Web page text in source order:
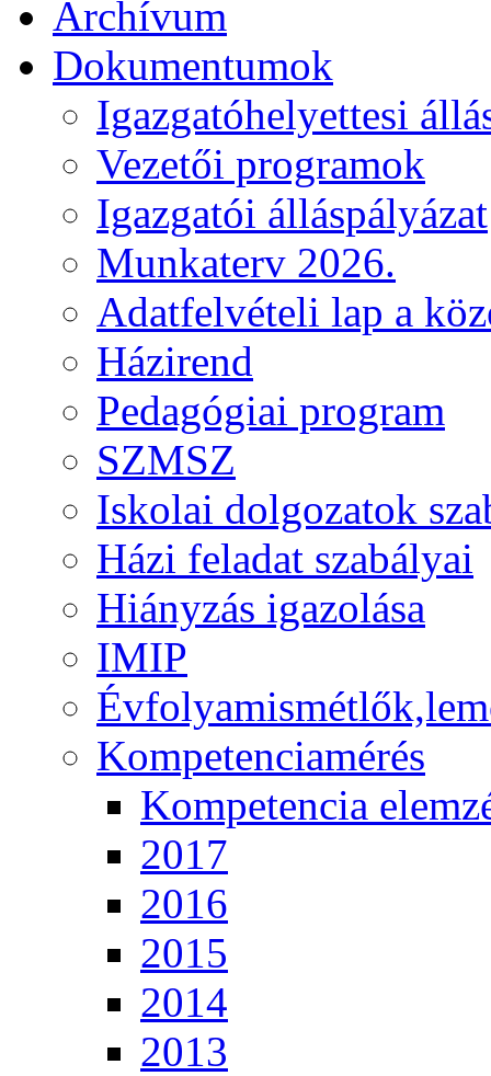
Archívum
Dokumentumok
Igazgatóhelyettesi
Vezetői programok
Igazgatói álláspályázat
Munkaterv 2026.
Adatfelvételi lap a
Házirend
Pedagógiai program
SZMSZ
Iskolai dolgozatok
Házi feladat szabályai
Hiányzás igazolása
IMIP
Kompetenciamérés
Kompetencia
2017
2016
2015
2014
2013